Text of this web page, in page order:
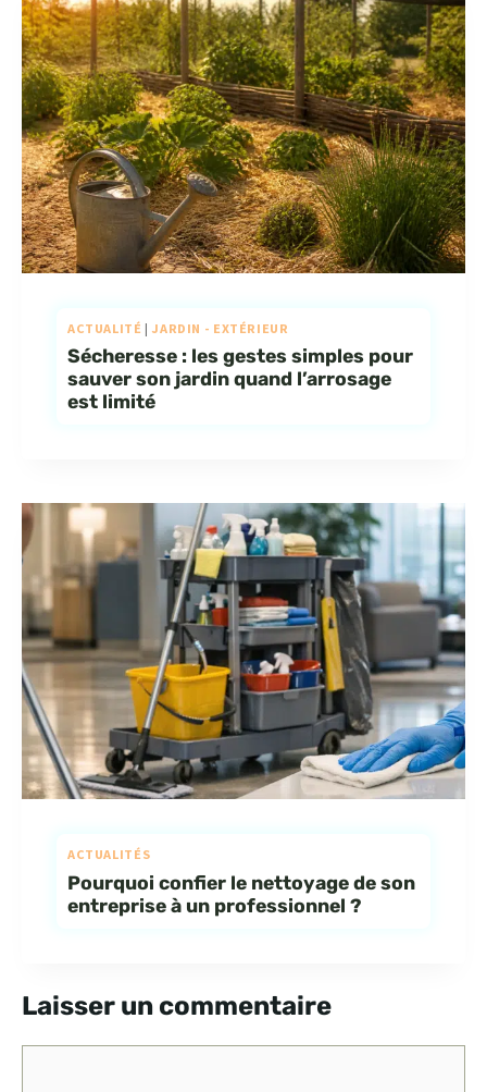
ACTUALITÉ | JARDIN - EXTÉRIEUR
Sécheresse : les gestes simples pour
sauver son jardin quand l’arrosage
est limité
ACTUALITÉS
Pourquoi confier le nettoyage de son
entreprise à un professionnel ?
Laisser un commentaire